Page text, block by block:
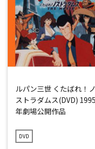
ルパン三世 くたばれ！ノ
ストラダムス(DVD) 1995
年劇場公開作品
DVD